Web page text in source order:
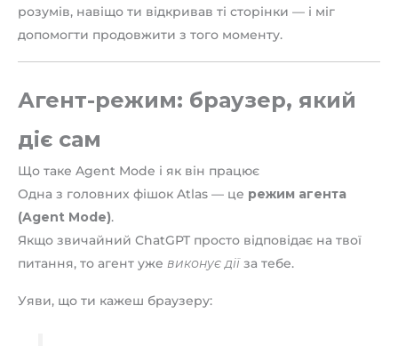
розумів, навіщо ти відкривав ті сторінки — і міг
допомогти продовжити з того моменту.
Агент-режим: браузер, який
діє сам
Що таке Agent Mode і як він працює
Одна з головних фішок Atlas — це режим агента
(Agent Mode).
Якщо звичайний ChatGPT просто відповідає на твої
питання, то агент уже виконує діїза тебе.
Уяви, що ти кажеш браузеру: